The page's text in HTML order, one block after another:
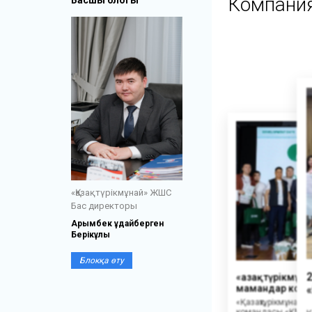
«Қазақтүрікмұнай» ЖШС
Бас директоры
Арымбек Құдайберген
Берікұлы
Блокқа өту
мамандар